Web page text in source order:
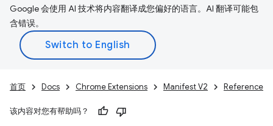
Google 会使用 AI 技术将内容翻译成您偏好的语言。AI 翻译可能包
含错误。
首页 Docs Chrome Extensions Manifest V2 Reference
该内容对您有帮助吗？